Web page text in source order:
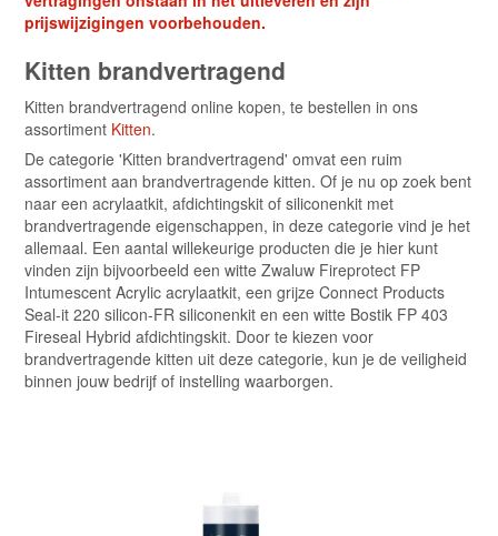
prijswijzigingen voorbehouden.
Kitten brandvertragend
Kitten brandvertragend online kopen, te bestellen in ons
assortiment Kitten.
De categorie 'Kitten brandvertragend' omvat een ruim
assortiment aan brandvertragende kitten. Of je nu op zoek bent
naar een acrylaatkit, afdichtingskit of siliconenkit met
brandvertragende eigenschappen, in deze categorie vind je het
allemaal. Een aantal willekeurige producten die je hier kunt
vinden zijn bijvoorbeeld een witte Zwaluw Fireprotect FP
Intumescent Acrylic acrylaatkit, een grijze Connect Products
Seal-it 220 silicon-FR siliconenkit en een witte Bostik FP 403
Fireseal Hybrid afdichtingskit. Door te kiezen voor
brandvertragende kitten uit deze categorie, kun je de veiligheid
binnen jouw bedrijf of instelling waarborgen.